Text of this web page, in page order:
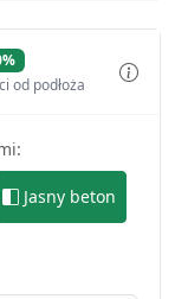
od podłoża
Jasny beton